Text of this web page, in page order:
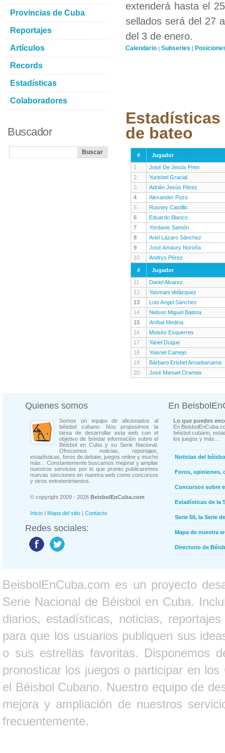
extenderá hasta el
sellados será del 27
del 3 de enero.
Calendario | Subseries |
Estadísticas
de bateo
#
Jugador
1
José De Jesús Pren
2
Yurisbel Gracial
3
Adrián Jesús Pérez
4
Alexander Pozo
5
Rusney Castillo
6
Eduardo Blanco
7
Yordanis Samón
8
Ariel Lázaro Sánchez
9
José Amaury Noroña
10
Andrys Pérez
#
Jugador
11
Dariel Alvarez
12
Yasmani Velázquez
13
Luis Angel Sánchez
14
Nelson Miguel Batista
15
Aníbal Medina
16
Moisés Esquerres
17
Yariel Duque
18
Yoisnel Camejo
19
Bárbaro Erisbel Arruebaruena
20
José Manuel Oramas
Provincias de Cuba
Reportajes
Artículos
Records
Estadísticas
Colaboradores
Buscador
Quienes somos
Somos un equipo de aficionados al
béisbol cubano. Nos propusimos la
tarea de desarrollar esta web con el
objetivo de brindar información sobre el
Béisbol en Cuba y su Serie Nacional.
Ofrecemos noticias, reportajes,
estadísticas, foros de debate, juegos online y mucho
más... Constantemente buscamos mejorar y ampliar
nuestros servicios por lo que pronto publicaremos
nuevas secciones en nuestra web como concursos
y otros entretenimientos.
© copyright 2009 - 2026 BeisbolEnCuba.com
Inicio | Mapa del sitio | Contacto
Redes sociales:
En
Lo que puedes
En
béisbol cubano,
los juegos y más...
Noticias del
Foros, opiniones,
Concursos sobre
Estadísticas de la
Serie 50, la Serie
Mapa de nuestra
Directorio de
BeisbolEnCuba.com es un proyecto
Serie Nacional de Béisbol en Cuba.
diarios, estadísticas, noticias,
para que los usuarios publiquen sus
o sus estrellas favoritas. Disponemos
pronosticar los juegos o participar en
el Béisbol Cubano. Nuestro equipo de
mejora y ampliación de nuestros
frecuentemente.